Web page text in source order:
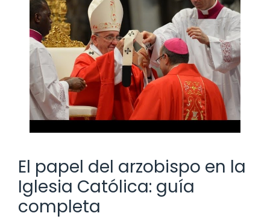
El papel del arzobispo en la
Iglesia Católica: guía
completa